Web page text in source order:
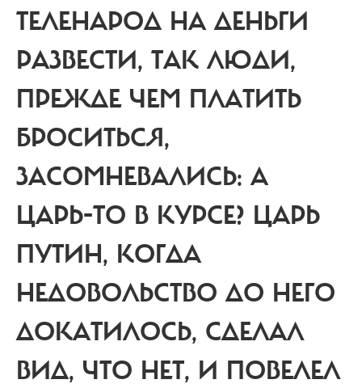
ТЕЛЕНАРОД НА ДЕНЬГИ
РАЗВЕСТИ, ТАК ЛЮДИ,
ПРЕЖДЕ ЧЕМ ПЛАТИТЬ
БРОСИТЬСЯ,
ЗАСОМНЕВАЛИСЬ: А
ЦАРЬ-ТО В КУРСЕ? ЦАРЬ
ПУТИН, КОГДА
НЕДОВОЛЬСТВО ДО НЕГО
ДОКАТИЛОСЬ, СДЕЛАЛ
ВИД, ЧТО НЕТ, И ПОВЕЛЕЛ